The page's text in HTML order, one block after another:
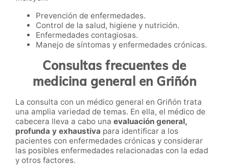
Prevención de enfermedades.
Control de la salud, higiene y nutrición.
Enfermedades contagiosas.
Manejo de síntomas y enfermedades crónicas.
Consultas frecuentes de
medicina general en Griñón
La consulta con un médico general en Griñón trata
una amplia variedad de temas. En ella, el médico de
cabecera lleva a cabo una evaluación general,
profunda y exhaustiva para identificar a los
pacientes con enfermedades crónicas y considerar
las posibles enfermedades relacionadas con la edad
y otros factores.